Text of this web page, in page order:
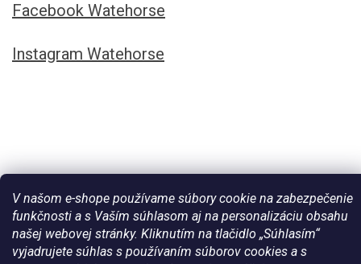
V našom e-shope používame súbory cookie na zabezpečenie
funkčnosti a s Vaším súhlasom aj na personalizáciu obsahu
našej webovej stránky. Kliknutím na tlačidlo „Súhlasím“
vyjadrujete súhlas s používaním súborov cookies a s
Facebook Watehorse
Instagram Watehorse
Vytvoril Shoptet